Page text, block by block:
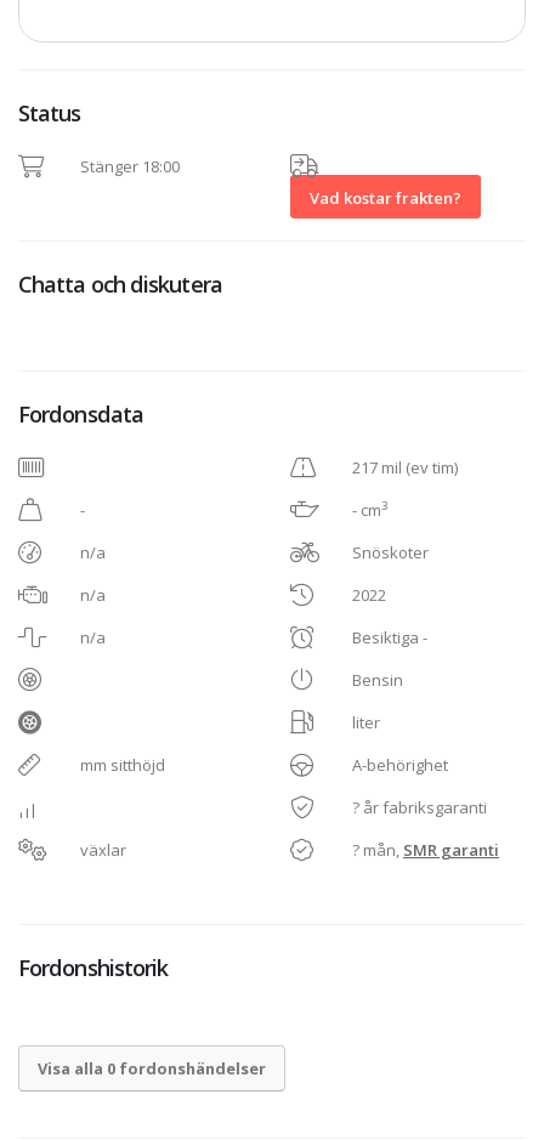
Status
Stänger 18:00
Vad kostar frakten?
Chatta och diskutera
Fordonsdata
-
n/a
n/a
n/a
mm sitthöjd
växlar
217 mil (ev tim)
- cm3
Snöskoter
2022
Besiktiga -
Bensin
liter
A-behörighet
? år fabriksgaranti
? mån, SMR garanti
Fordonshistorik
Visa alla 0 fordonshändelser